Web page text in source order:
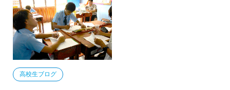
高校生ブログ